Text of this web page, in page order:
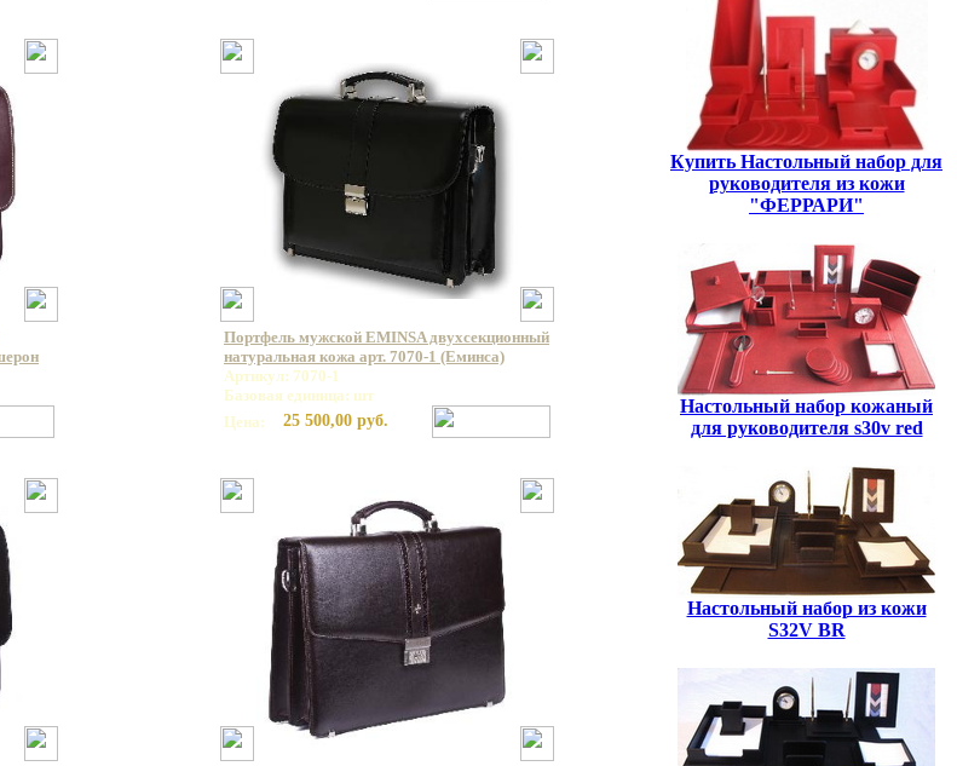
Портфель мужской EMINSA двухсекционный
натуральная кожа арт. 7070-1 (Еминса)
Артикул: 7070-1
Базовая единица: шт
Цена:
25 500,00 руб.
Купить Настольный набор для
руководителя из кожи
"ФЕРРАРИ"
Настольный набор кожаный
для руководителя s30v red
Настольный набор из кожи
S32V BR